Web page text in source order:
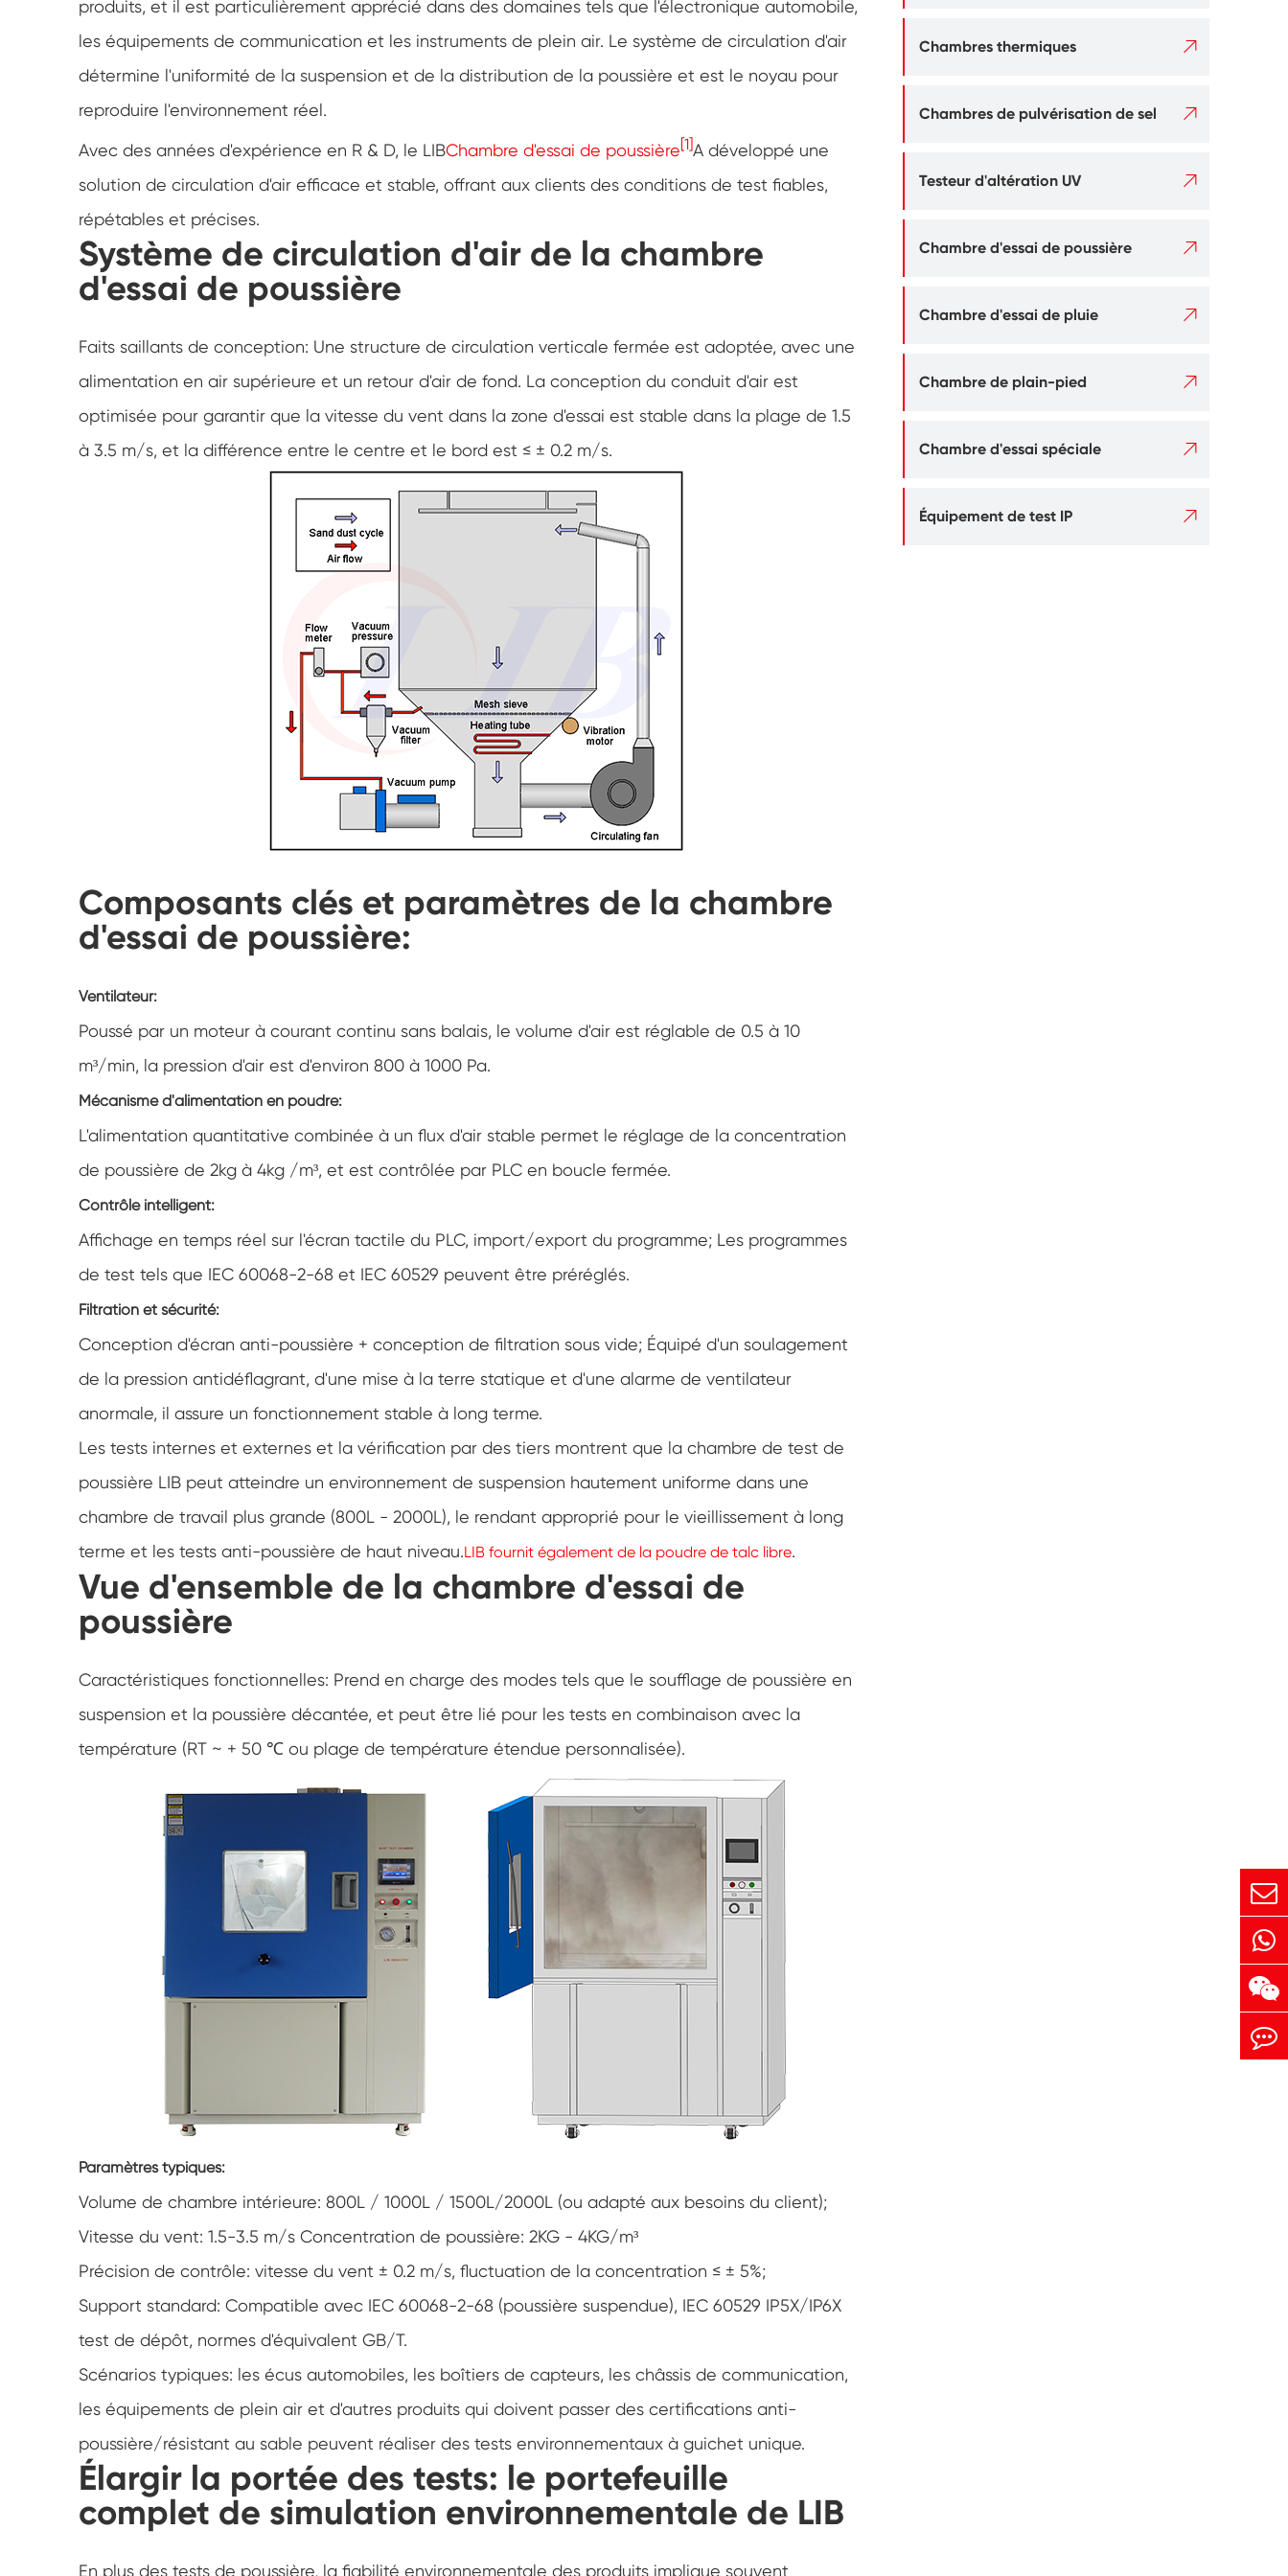
Chambre d'essai de résistance à la
Chambre froide chaude d'essai de
température
Cabinet de climat constant
Explosion preuve batterie thermique
Runaway Chambre
Four industriel pour batteries
Chambre d'humidité de température
personnalisée à double porte
Chambre chaude d'humidité froide
Chambre d'essai de durée de conservation
Unité de conditionnement environnemental à
température et humidité contrôlées
pression d'air
Chambre environnementale de simulation de
température
Gaze d'ampoule humide pour chambres
d'humidité de la température
Chambre d'essai environnementale
polyvalente
d'humidité
et d'humidité
Chambre de stabilité d'essai de vieillissement
d'humidité
Humidité Chambre
Chambre climatique d'essai de laboratoire
Chambre d'altitude de température
Chambre de chaleur humide
photovoltaïques
Chambre du climat froid
Chambre de conditionnement
Marcher dans la chambre d'humidité
Chambre d'humidité froide de chaleur
Chambre de température
Chambre environnementale Reach-In
Chambre de stress environnemental
Chambre environnementale sous-zéro
Chambre de la température Shaker
Chambre d'essai de preuve d'explosion
Chambre d'essai de congélation d'humidité
Chambre climatique PV
Chambre d'essai pour modules PV
Chambre d'essai PV
Chambre d'essai de laboratoire
produits, et il est particulièrement apprécié dans des domaines tels que l'électronique automobile,
les équipements de communication et les instruments de plein air. Le système de circulation d'air
détermine l'uniformité de la suspension et de la distribution de la poussière et est le noyau pour
reproduire l'environnement réel.
Avec des années d'expérience en R & D, le LIBChambre d'essai de poussière[1]A développé une
solution de circulation d'air efficace et stable, offrant aux clients des conditions de test fiables,
répétables et précises.
Système de circulation d'air de la chambre
d'essai de poussière
Faits saillants de conception: Une structure de circulation verticale fermée est adoptée, avec une
alimentation en air supérieure et un retour d'air de fond. La conception du conduit d'air est
optimisée pour garantir que la vitesse du vent dans la zone d'essai est stable dans la plage de 1.5
à 3.5 m/s, et la différence entre le centre et le bord est ≤ ± 0.2 m/s.
Composants clés et paramètres de la chambre
d'essai de poussière:
Ventilateur:
Poussé par un moteur à courant continu sans balais, le volume d'air est réglable de 0.5 à 10
m³/min, la pression d'air est d'environ 800 à 1000 Pa.
Mécanisme d'alimentation en poudre:
L'alimentation quantitative combinée à un flux d'air stable permet le réglage de la concentration
de poussière de 2kg à 4kg /m³, et est contrôlée par PLC en boucle fermée.
Contrôle intelligent:
Affichage en temps réel sur l'écran tactile du PLC, import/export du programme; Les programmes
de test tels que IEC 60068-2-68 et IEC 60529 peuvent être préréglés.
Filtration et sécurité:
Conception d'écran anti-poussière + conception de filtration sous vide; Équipé d'un soulagement
de la pression antidéflagrant, d'une mise à la terre statique et d'une alarme de ventilateur
anormale, il assure un fonctionnement stable à long terme.
Les tests internes et externes et la vérification par des tiers montrent que la chambre de test de
poussière LIB peut atteindre un environnement de suspension hautement uniforme dans une
chambre de travail plus grande (800L - 2000L), le rendant approprié pour le vieillissement à long
terme et les tests anti-poussière de haut niveau.LIB fournit également de la poudre de talc libre.
Vue d'ensemble de la chambre d'essai de
poussière
Caractéristiques fonctionnelles: Prend en charge des modes tels que le soufflage de poussière en
suspension et la poussière décantée, et peut être lié pour les tests en combinaison avec la
température (RT ~ + 50 ℃ ou plage de température étendue personnalisée).
Paramètres typiques:
Volume de chambre intérieure: 800L / 1000L / 1500L/2000L (ou adapté aux besoins du client);
Vitesse du vent: 1.5-3.5 m/s Concentration de poussière: 2KG - 4KG/m³
Précision de contrôle: vitesse du vent ± 0.2 m/s, fluctuation de la concentration ≤ ± 5%;
Support standard: Compatible avec IEC 60068-2-68 (poussière suspendue), IEC 60529 IP5X/IP6X
test de dépôt, normes d'équivalent GB/T.
Scénarios typiques: les écus automobiles, les boîtiers de capteurs, les châssis de communication,
les équipements de plein air et d'autres produits qui doivent passer des certifications anti-
poussière/résistant au sable peuvent réaliser des tests environnementaux à guichet unique.
Élargir la portée des tests: le portefeuille
complet de simulation environnementale de LIB
En plus des tests de poussière, la fiabilité environnementale des produits implique souvent
Chambres thermiques 
Chambres de pulvérisation de sel 
Testeur d'altération UV 
Chambre d'essai de poussière 
Chambre d'essai de pluie 
Chambre de plain-pied 
Chambre d'essai spéciale 
Équipement de test IP 